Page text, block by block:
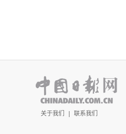
关于我们 | 联系我们